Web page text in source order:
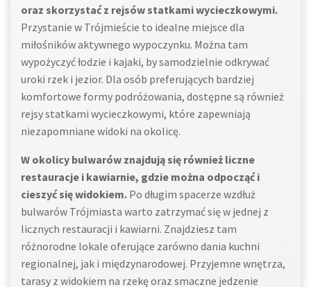
oraz skorzystać z rejsów statkami wycieczkowymi.
Przystanie w Trójmieście to idealne miejsce dla
miłośników aktywnego wypoczynku. Można tam
wypożyczyć łodzie i kajaki, by samodzielnie odkrywać
uroki rzek i jezior. Dla osób preferujących bardziej
komfortowe formy podróżowania, dostępne są również
rejsy statkami wycieczkowymi, które zapewniają
niezapomniane widoki na okolicę.
W okolicy bulwarów znajdują się również liczne
restauracje i kawiarnie, gdzie można odpocząć i
cieszyć się widokiem. Po długim spacerze wzdłuż
bulwarów Trójmiasta warto zatrzymać się w jednej z
licznych restauracji i kawiarni. Znajdziesz tam
różnorodne lokale oferujące zarówno dania kuchni
regionalnej, jak i międzynarodowej. Przyjemne wnętrza,
tarasy z widokiem na rzekę oraz smaczne jedzenie